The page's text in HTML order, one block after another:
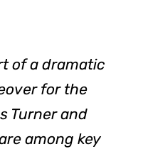
of a dramatic
for the
Turner and
among key